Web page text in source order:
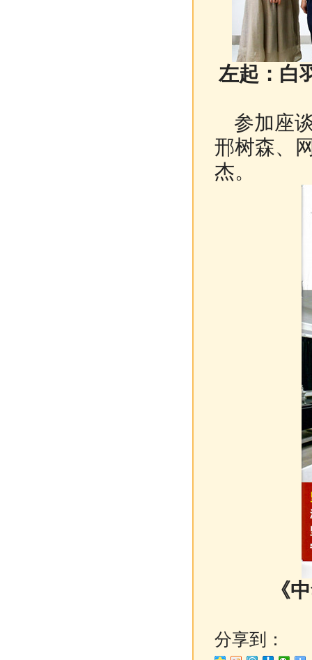
左起：白
参加座
邢树森、
杰。
《
分享到：